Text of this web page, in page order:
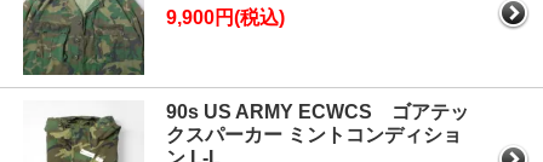
9,900円(税込)
90s US ARMY ECWCS ゴアテッ
クスパーカー ミントコンディショ
ン L-L